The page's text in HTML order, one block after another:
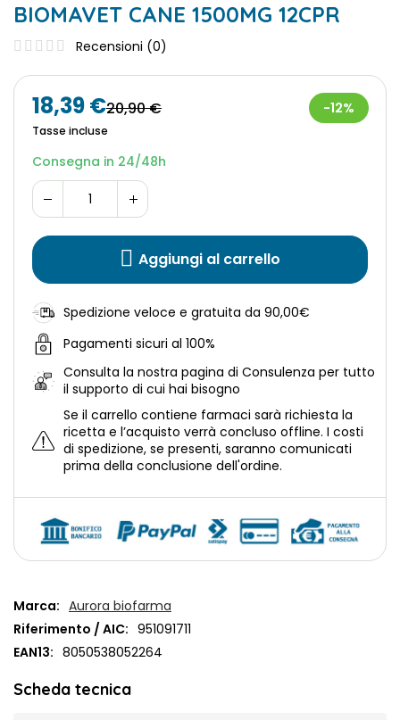
BIOMAVET CANE 1500MG 12CPR
Recensioni (0)
Marca: Aurora biofarma
Riferimento / AIC: 951091711
EAN13: 8050538052264
Scheda tecnica
18,39 €20,90 €
Tasse incluse
-12%
Consegna in 24/48h
Aggiungi al carrello
Spedizione veloce e gratuita da 90,00€
Pagamenti sicuri al 100%
Consulta la nostra pagina di Consulenza per tutto
il supporto di cui hai bisogno
Se il carrello contiene farmaci sarà richiesta la
ricetta e l’acquisto verrà concluso offline. I costi
di spedizione, se presenti, saranno comunicati
prima della conclusione dell'ordine.